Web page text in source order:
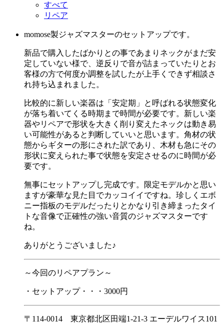
すべて
リペア
momose製ジャズマスターのセットアップです。
新品で購入したばかりとの事であまりネックがまだ安
定していない様で、逆反りで音が詰まっていたりとお
客様の方で何度か調整を試したが上手くできず相談さ
れ持ち込まれました。
比較的に新しい楽器は「安定期」と呼ばれる状態変化
が落ち着いてくる時期まで時間が必要です。新しい楽
器やリペアで形状を大きく削り変えたネックは動き易
い可能性があると判断していいと思います。角材の状
態からギターの形にされた訳であり、木材も急にその
形状に変えられた事で状態を安定させるのに時間が必
要です。
無事にセットアップし完成です。限定モデルかと思い
ますが豪華な見た目でカッコイイですね。珍しくエボ
ニー指板のモデルだったりとかなり引き締まったタイ
トな音像で正確性の強い音質のジャズマスターです
ね。
ありがとうございました♪
～今回のリペアプラン～
・セットアップ・・・3000円
〒114-0014 東京都北区田端1-21-3 エーデルワイス101